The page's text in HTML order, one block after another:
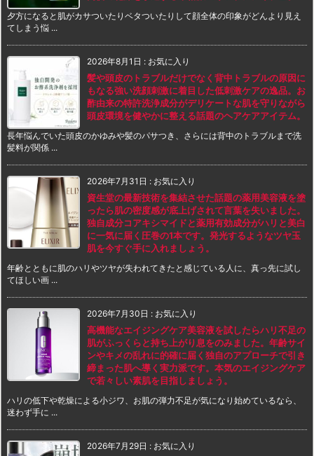
夕方になると肌がカサついたりベタついたりして顔全体の印象がどんより見え
てしまう悩 ...
2026年8月1日 : お気に入り
髪や頭皮のトラブルだけでなく背中トラブルの原因に
もなる強い洗顔刺激に着目した低刺激ケアの逸品。お
酢由来の特許洗浄成分がデリケートな肌を守りながら
頭皮環境を健やかに整える話題のヘアケアアイテム。
長年悩んでいた頭皮のかゆみや髪のパサつき、さらには背中のトラブルまで洗
髪料が関係 ...
2026年7月31日 : お気に入り
資生堂の最新技術を集結させた話題の薬用美容液を塗
ったら肌の密度感が底上げされて言葉を失いました。
独自成分コアキシマイドと薬用有効成分がハリと美白
に一気に届く圧巻の1本です。発光するようなツヤ玉
肌を今すぐ手に入れましょう。
年齢とともに肌のハリやツヤが失われてきたと感じている人に、真っ先に試し
てほしい画 ...
2026年7月30日 : お気に入り
高機能なエイジングケア美容液を試したらハリ不足の
肌がふっくらと持ち上がり息をのみました。年齢サイ
ンやキメの乱れに的確に届く独自のアプローチで引き
締まった肌へ導く実力派です。本気のエイジングケア
で若々しい素肌を目指しましょう。
ハリの低下や乾燥による小ジワ、お肌の弾力不足が気になり始めているなら、
迷わず手に ...
2026年7月29日 : お気に入り